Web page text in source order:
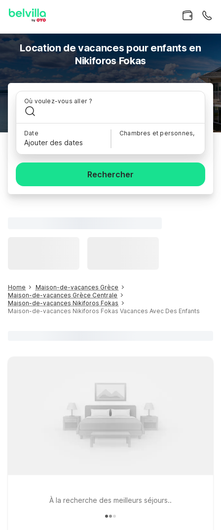
Location de vacances pour enfants en
Nikiforos Fokas
Où voulez-vous aller ?
Date
Ajouter des dates
Chambres et personnes,
Rechercher
Home
Maison-de-vacances Grèce
Maison-de-vacances Grèce Centrale
Maison-de-vacances Nikiforos Fokas
Maison-de-vacances Nikiforos Fokas Vacances Avec Des Enfants
À la recherche des meilleurs séjours..